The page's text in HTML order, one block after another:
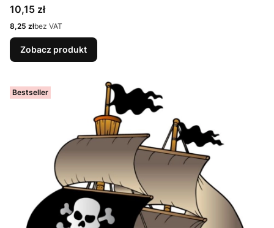
Cena
10,15 zł
Cena
8,25 złbez VAT
Zobacz produkt
Bestseller